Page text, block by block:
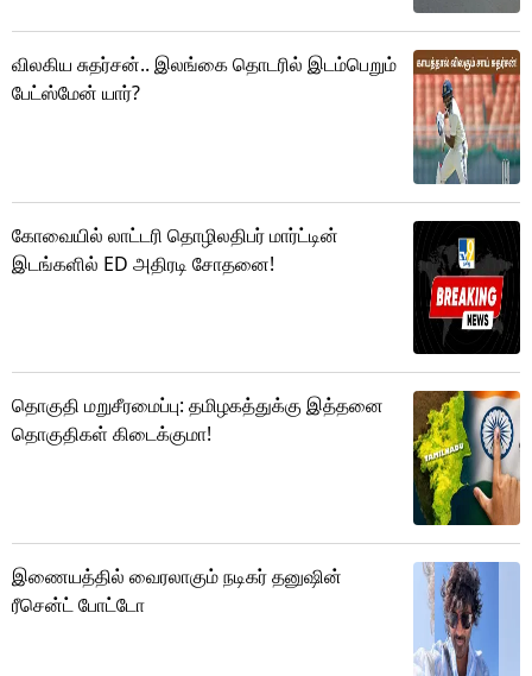
விலகிய சுதர்சன்.. இலங்கை தொடரில் இடம்பெறும்
பேட்ஸ்மேன் யார்?
கோவையில் லாட்டரி தொழிலதிபர் மார்ட்டின்
இடங்களில் ED அதிரடி சோதனை!
தொகுதி மறுசீரமைப்பு: தமிழகத்துக்கு இத்தனை
தொகுதிகள் கிடைக்குமா!
இணையத்தில் வைரலாகும் நடிகர் தனுஷின்
ரீசென்ட் போட்டோ